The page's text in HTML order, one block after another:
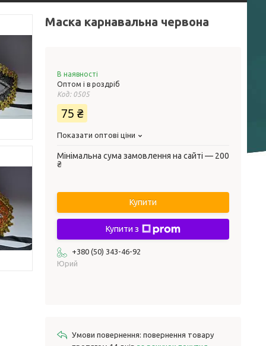
Маска карнавальна червона
В наявності
Оптом і в роздріб
Код: 0505
75 ₴
Показати оптові ціни
Мінімальна сума замовлення на сайті — 200
₴
Купити
Купити з
+380 (50) 343-46-92
Юрий
повернення товару